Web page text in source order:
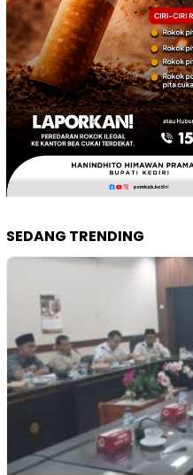
SEDANG TRENDING